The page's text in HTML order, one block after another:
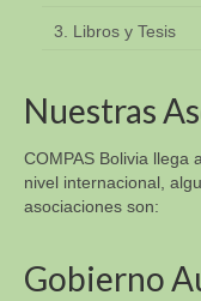
3. Libros y Tesis
Nuestras
COMPAS Bolivia llega
nivel internacional,
asociaciones son:
Gobierno